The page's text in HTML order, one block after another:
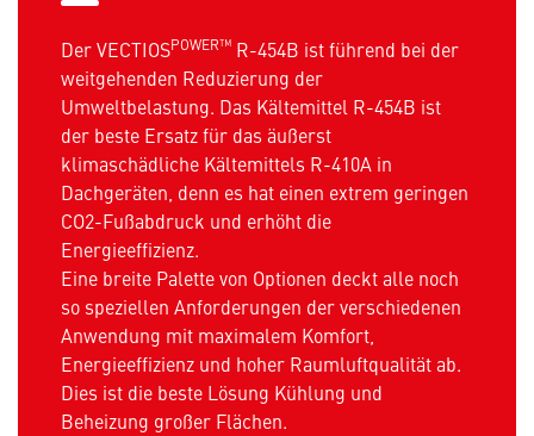
Der VECTIOSPOWER™ R-454B ist führend bei der
weitgehenden Reduzierung der
Umweltbelastung. Das Kältemittel R-454B ist
der beste Ersatz für das äußerst
klimaschädliche Kältemittels R-410A in
Dachgeräten, denn es hat einen extrem geringen
CO2-Fußabdruck und erhöht die
Energieeffizienz.
Eine breite Palette von Optionen deckt alle noch
so speziellen Anforderungen der verschiedenen
Anwendung mit maximalem Komfort,
Energieeffizienz und hoher Raumluftqualität ab.
Dies ist die beste Lösung Kühlung und
Beheizung großer Flächen.